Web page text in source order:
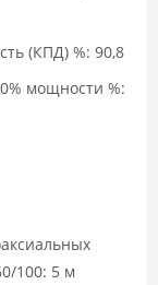
(КПД) %: 90,8
мощности %:
100: 5 м